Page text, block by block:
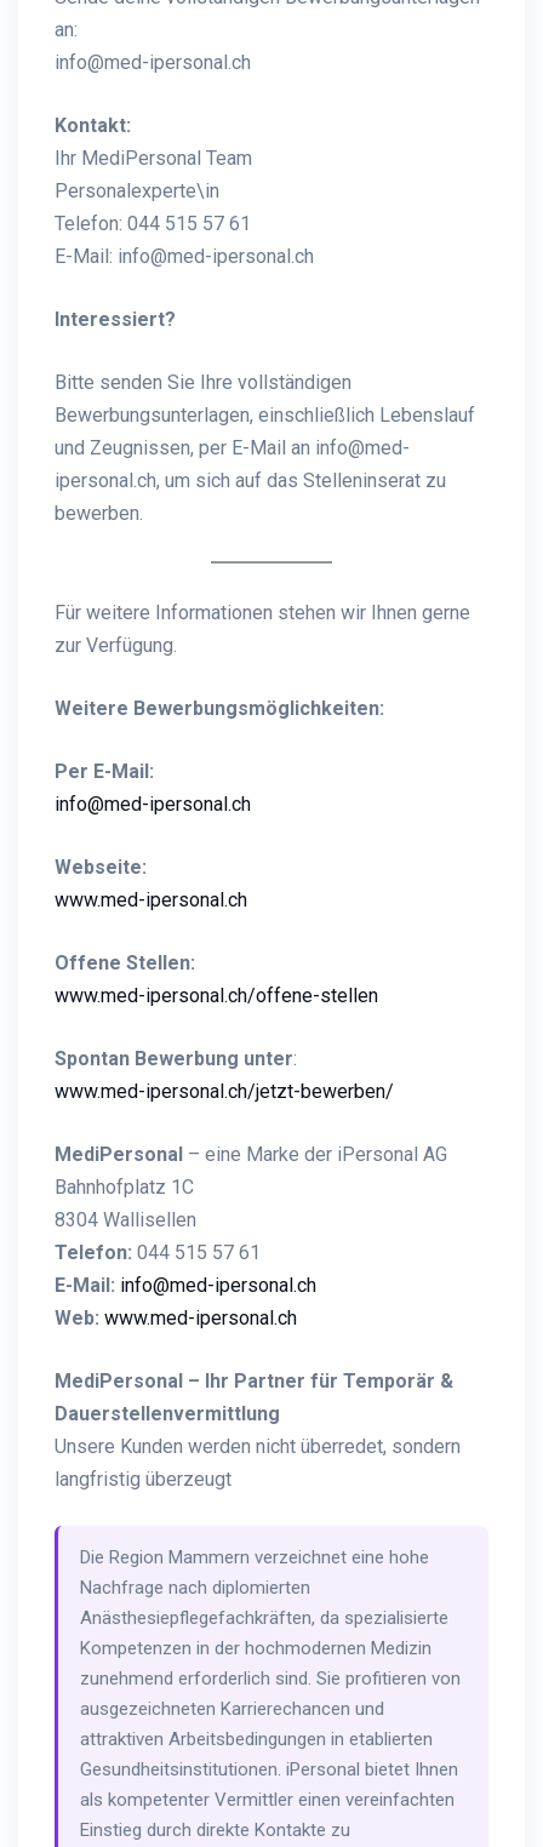
an:
info@med-ipersonal.ch
Kontakt:
Ihr MediPersonal Team
Personalexperte\in
Telefon: 044 515 57 61
E-Mail: info@med-ipersonal.ch
Interessiert?
Bitte senden Sie Ihre vollständigen
Bewerbungsunterlagen, einschließlich Lebenslauf
und Zeugnissen, per E-Mail an info@med-
ipersonal.ch, um sich auf das Stelleninserat zu
bewerben.
Für weitere Informationen stehen wir Ihnen gerne
zur Verfügung.
Weitere Bewerbungsmöglichkeiten:
Per E-Mail:
info@med-ipersonal.ch
Webseite:
www.med-ipersonal.ch
Offene Stellen:
www.med-ipersonal.ch/offene-stellen
Spontan Bewerbung unter:
www.med-ipersonal.ch/jetzt-bewerben/
MediPersonal – eine Marke der iPersonal AG
Bahnhofplatz 1C
8304 Wallisellen
Telefon: 044 515 57 61
E-Mail: info@med-ipersonal.ch
Web: www.med-ipersonal.ch
MediPersonal – Ihr Partner für Temporär &
Dauerstellenvermittlung
Unsere Kunden werden nicht überredet, sondern
langfristig überzeugt
Die Region Mammern verzeichnet eine hohe
Nachfrage nach diplomierten
Anästhesiepflegefachkräften, da spezialisierte
Kompetenzen in der hochmodernen Medizin
zunehmend erforderlich sind. Sie profitieren von
ausgezeichneten Karrierechancen und
attraktiven Arbeitsbedingungen in etablierten
Gesundheitsinstitutionen. iPersonal bietet Ihnen
als kompetenter Vermittler einen vereinfachten
Einstieg durch direkte Kontakte zu